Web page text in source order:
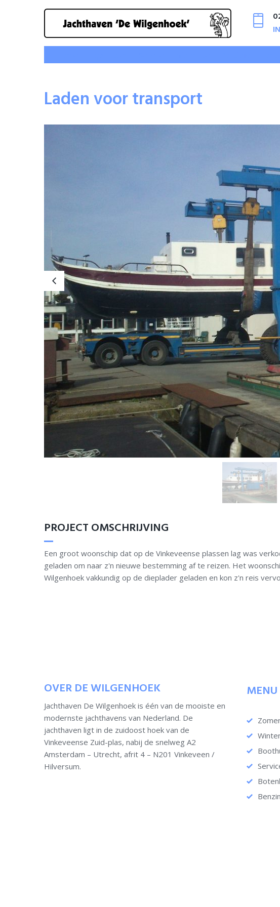
Laden voor transport
PROJECT OMSCHRIJVING
Een groot woonschip dat op de Vinkeveense plassen lag was
geladen om naar z'n nieuwe bestemming af te reizen. Het
Wilgenhoek vakkundig op de dieplader geladen en kon z'n reis
OVER DE WILGENHOEK
Jachthaven De Wilgenhoek is één van de mooiste en
modernste jachthavens van Nederland. De
jachthaven ligt in de zuidoost hoek van de
Vinkeveense Zuid-plas, nabij de snelweg A2
Amsterdam – Utrecht, afrit 4 – N201 Vinkeveen /
Hilversum.
MENU